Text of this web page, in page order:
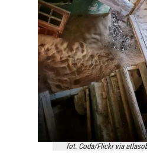
fot. Coda/Flickr via